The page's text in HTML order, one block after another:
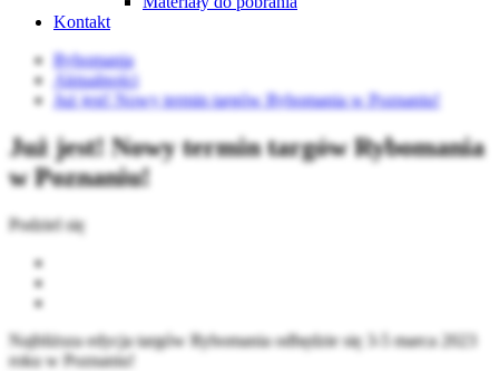
Kontakt
Rybomania
Aktualności
Już jest! Nowy termin targów Rybomania w Poznaniu!
Już jest! Nowy termin targów Rybomania
w Poznaniu!
Podziel się
Najbliższa edycja targów Rybomania odbędzie się 3-5 marca 2023
roku w Poznaniu!